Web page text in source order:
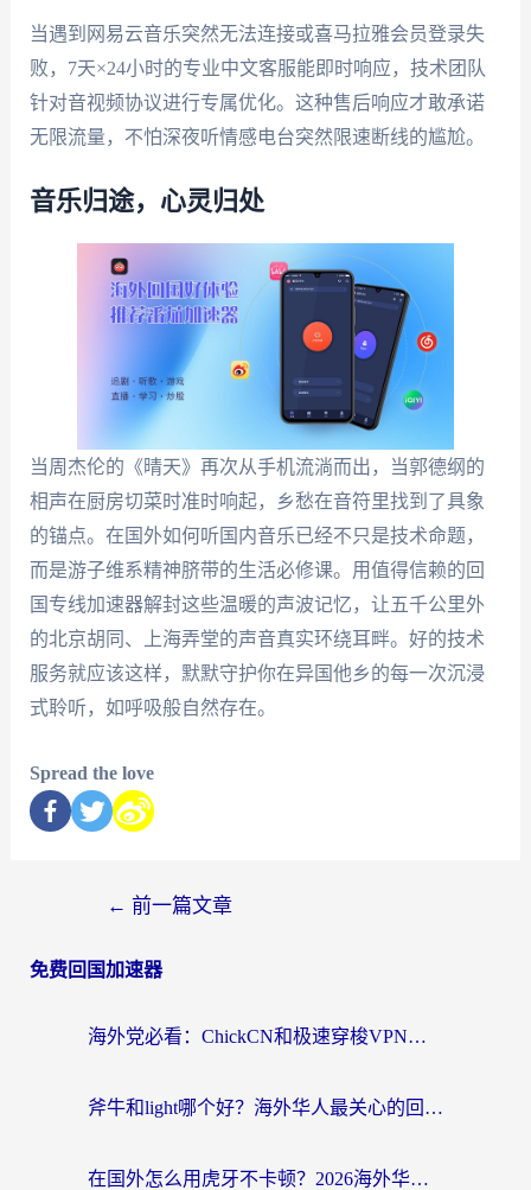
当遇到网易云音乐突然无法连接或喜马拉雅会员登录失
败，7天×24小时的专业中文客服能即时响应，技术团队
针对音视频协议进行专属优化。这种售后响应才敢承诺
无限流量，不怕深夜听情感电台突然限速断线的尴尬。
音乐归途，心灵归处
当周杰伦的《晴天》再次从手机流淌而出，当郭德纲的
相声在厨房切菜时准时响起，乡愁在音符里找到了具象
的锚点。在国外如何听国内音乐已经不只是技术命题，
而是游子维系精神脐带的生活必修课。用值得信赖的回
国专线加速器解封这些温暖的声波记忆，让五千公里外
的北京胡同、上海弄堂的声音真实环绕耳畔。好的技术
服务就应该这样，默默守护你在异国他乡的每一次沉浸
式聆听，如呼吸般自然存在。
Spread the love
← 前一篇文章
免费回国加速器
海外党必看：ChickCN和极速穿梭VPN好用吗？3招教你选对回国加速器无缝刷国内资源
斧牛和light哪个好？海外华人最关心的回国加速器选择难题，一篇讲透
在国外怎么用虎牙不卡顿？2026海外华人亲测有效的回国加速器选择指南